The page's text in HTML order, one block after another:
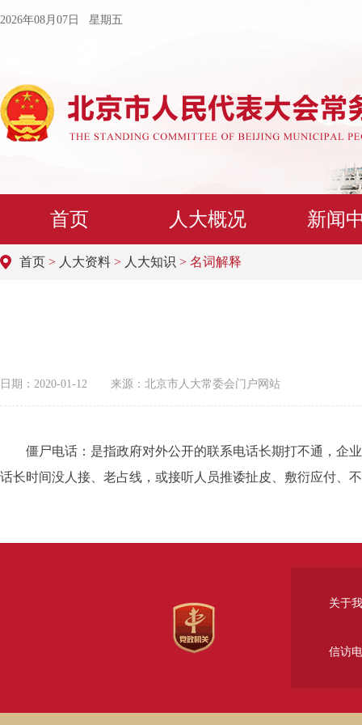
2026年08月07日 星期五
首页 人大概况 新闻
首页 > 人大资料 > 人大知识 > 名词解释
日期：2020-01-12 来源：北京市人大常委会门户网站
僵尸电话：是指政府对外公开的联系电话长期打不通，企业
话长时间没人接、老占线，或接听人员推诿扯皮、敷衍应付、
关于
信访